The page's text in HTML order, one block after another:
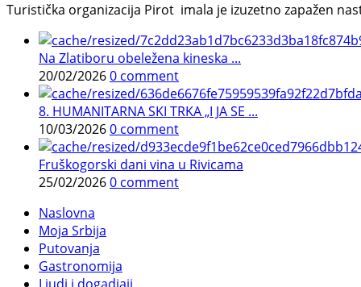
Turistička organizacija Pirot imala je izuzetno zapažen
Na Zlatiboru obeležena kineska ...
20/02/20260 comment
8. HUMANITARNA SKI TRKA „I JA SE ...
10/03/20260 comment
Fruškogorski dani vina u Rivicama
25/02/20260 comment
Naslovna
Moja Srbija
Putovanja
Gastronomija